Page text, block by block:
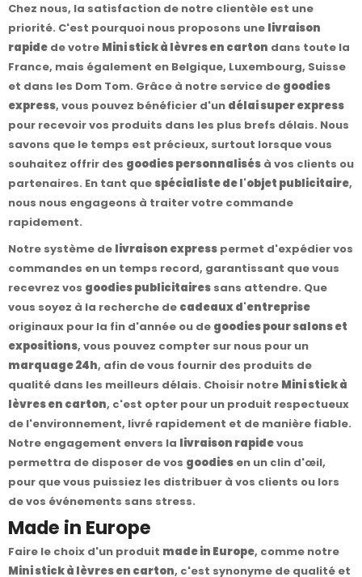
Chez nous, la satisfaction de notre clientèle est une
priorité. C'est pourquoi nous proposons une livraison
rapide de votre Mini stick à lèvres en carton dans toute la
France, mais également en Belgique, Luxembourg, Suisse
et dans les Dom Tom. Grâce à notre service de goodies
express, vous pouvez bénéficier d'un délai super express
pour recevoir vos produits dans les plus brefs délais. Nous
savons que le temps est précieux, surtout lorsque vous
souhaitez offrir des goodies personnalisés à vos clients ou
partenaires. En tant quespécialiste de l'objet publicitaire,
nous nous engageons à traiter votre commande
rapidement.
Notre système de livraison express permet d'expédier vos
commandes en un temps record, garantissant que vous
recevrez vos goodies publicitaires sans attendre. Que
vous soyez à la recherche de cadeaux d'entreprise
originaux pour la fin d'année ou de goodies pour salons et
expositions, vous pouvez compter sur nous pour un
marquage 24h, afin de vous fournir des produits de
qualité dans les meilleurs délais. Choisir notre Mini stick à
lèvres en carton, c'est opter pour un produit respectueux
de l'environnement, livré rapidement et de manière fiable.
Notre engagement envers la livraison rapidevous
permettra de disposer de vos goodies en un clin d'œil,
pour que vous puissiez les distribuer à vos clients ou lors
de vos événements sans stress.
Made in Europe
Faire le choix d'un produit made in Europe, comme notre
Mini stick à lèvres en carton, c'est synonyme de qualité et